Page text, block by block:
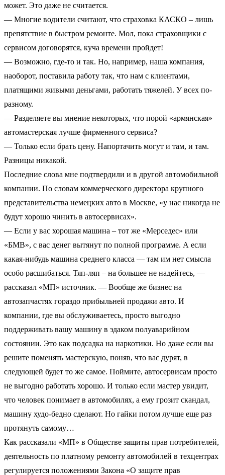
может. Это даже не считается.
— Многие водители считают, что страховка КАСКО – лишь
препятствие в быстром ремонте. Мол, пока страховщики с
сервисом договорятся, куча времени пройдет!
— Возможно, где-то и так. Но, например, наша компания,
наоборот, поставила работу так, что нам с клиентами,
платящими живыми деньгами, работать тяжелей. У всех по-
разному.
— Разделяете вы мнение некоторых, что порой «армянская»
автомастерская лучше фирменного сервиса?
— Только если брать цену. Напортачить могут и там, и там.
Разницы никакой.
Последние слова мне подтвердили и в другой автомобильной
компании. По словам коммерческого директора крупного
представительства немецких авто в Москве, «у нас никогда не
будут хорошо чинить в автосервисах».
— Если у вас хорошая машина – тот же «Мерседес» или
«БМВ», с вас денег вытянут по полной программе. А если
какая-нибудь машина среднего класса — там им нет смысла
особо расшибаться. Тяп-ляп – на большее не надейтесь, —
рассказал «МП» источник. — Вообще же бизнес на
автозапчастях гораздо прибыльней продажи авто. И
компании, где вы обслуживаетесь, просто выгодно
поддерживать вашу машину в эдаком полуаварийном
состоянии. Это как подсадка на наркотики. Но даже если вы
решите поменять мастерскую, поняв, что вас дурят, в
следующей будет то же самое. Поймите, автосервисам просто
не выгодно работать хорошо. И только если мастер увидит,
что человек понимает в автомобилях, а ему грозит скандал,
машину худо-бедно сделают. Но гайки потом лучше еще раз
протянуть самому…
Как рассказали «МП» в Обществе защиты прав потребителей,
деятельность по платному ремонту автомобилей в техцентрах
регулируется положениями Закона «О защите прав